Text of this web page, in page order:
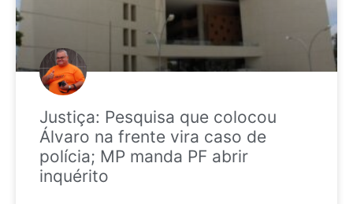
Justiça: Pesquisa que colocou
Álvaro na frente vira caso de
polícia; MP manda PF abrir
inquérito